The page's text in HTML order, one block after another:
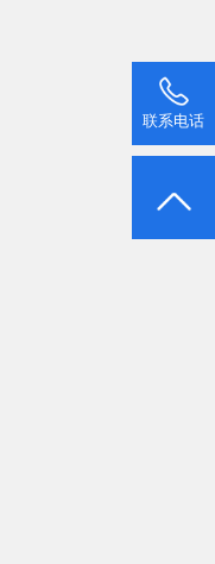
联系电话